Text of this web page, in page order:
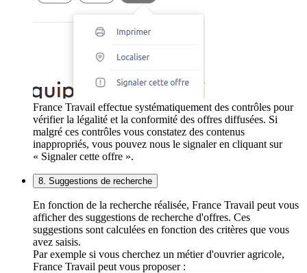
France Travail effectue systématiquement des contrôles pour
vérifier la légalité et la conformité des offres diffusées. Si
malgré ces contrôles vous constatez des contenus
inappropriés, vous pouvez nous le signaler en cliquant sur
« Signaler cette offre ».
8. Suggestions de recherche
En fonction de la recherche réalisée, France Travail peut vous
afficher des suggestions de recherche d'offres. Ces
suggestions sont calculées en fonction des critères que vous
avez saisis.
Par exemple si vous cherchez un métier d'ouvrier agricole,
France Travail peut vous proposer :